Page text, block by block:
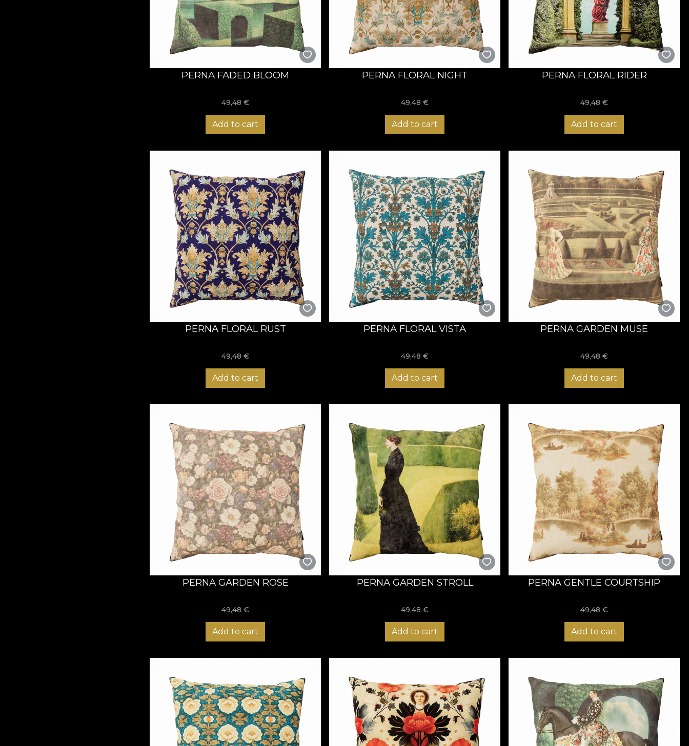
PERNA FADED BLOOM
49,48€
Add to cart
PERNA FLORAL NIGHT
49,48€
Add to cart
PERNA FLORAL RIDER
49,48€
Add to cart
PERNA FLORAL RUST
49,48€
Add to cart
PERNA FLORAL VISTA
49,48€
Add to cart
PERNA GARDEN MUSE
49,48€
Add to cart
PERNA GARDEN ROSE
49,48€
Add to cart
PERNA GARDEN STROLL
49,48€
Add to cart
PERNA GENTLE COURTSHIP
49,48€
Add to cart